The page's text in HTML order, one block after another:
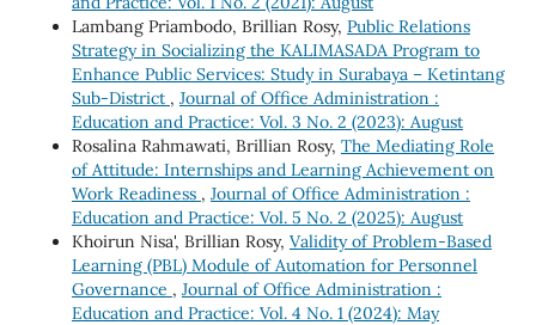
Lambang Priambodo, Brillian Rosy, Public Relations
Strategy in Socializing the KALIMASADA Program to
Enhance Public Services: Study in Surabaya – Ketintang
Sub-District , Journal of Office Administration :
Education and Practice: Vol. 3 No. 2 (2023): August
Rosalina Rahmawati, Brillian Rosy, The Mediating Role
of Attitude: Internships and Learning Achievement on
Work Readiness , Journal of Office Administration :
Education and Practice: Vol. 5 No. 2 (2025): August
Khoirun Nisa', Brillian Rosy, Validity of Problem-Based
Learning (PBL) Module of Automation for Personnel
Governance , Journal of Office Administration :
Education and Practice: Vol. 4 No. 1 (2024): May